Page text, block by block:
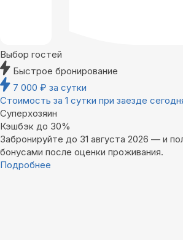
Выбор гостей
Быстрое бронирование
7 000 ₽ за сутки
Стоимость за 1 сутки при заезде
Суперхозяин
Кэшбэк до 30%
Забронируйте до 31 августа 2026 — и
бонусами после оценки проживания.
Подробнее